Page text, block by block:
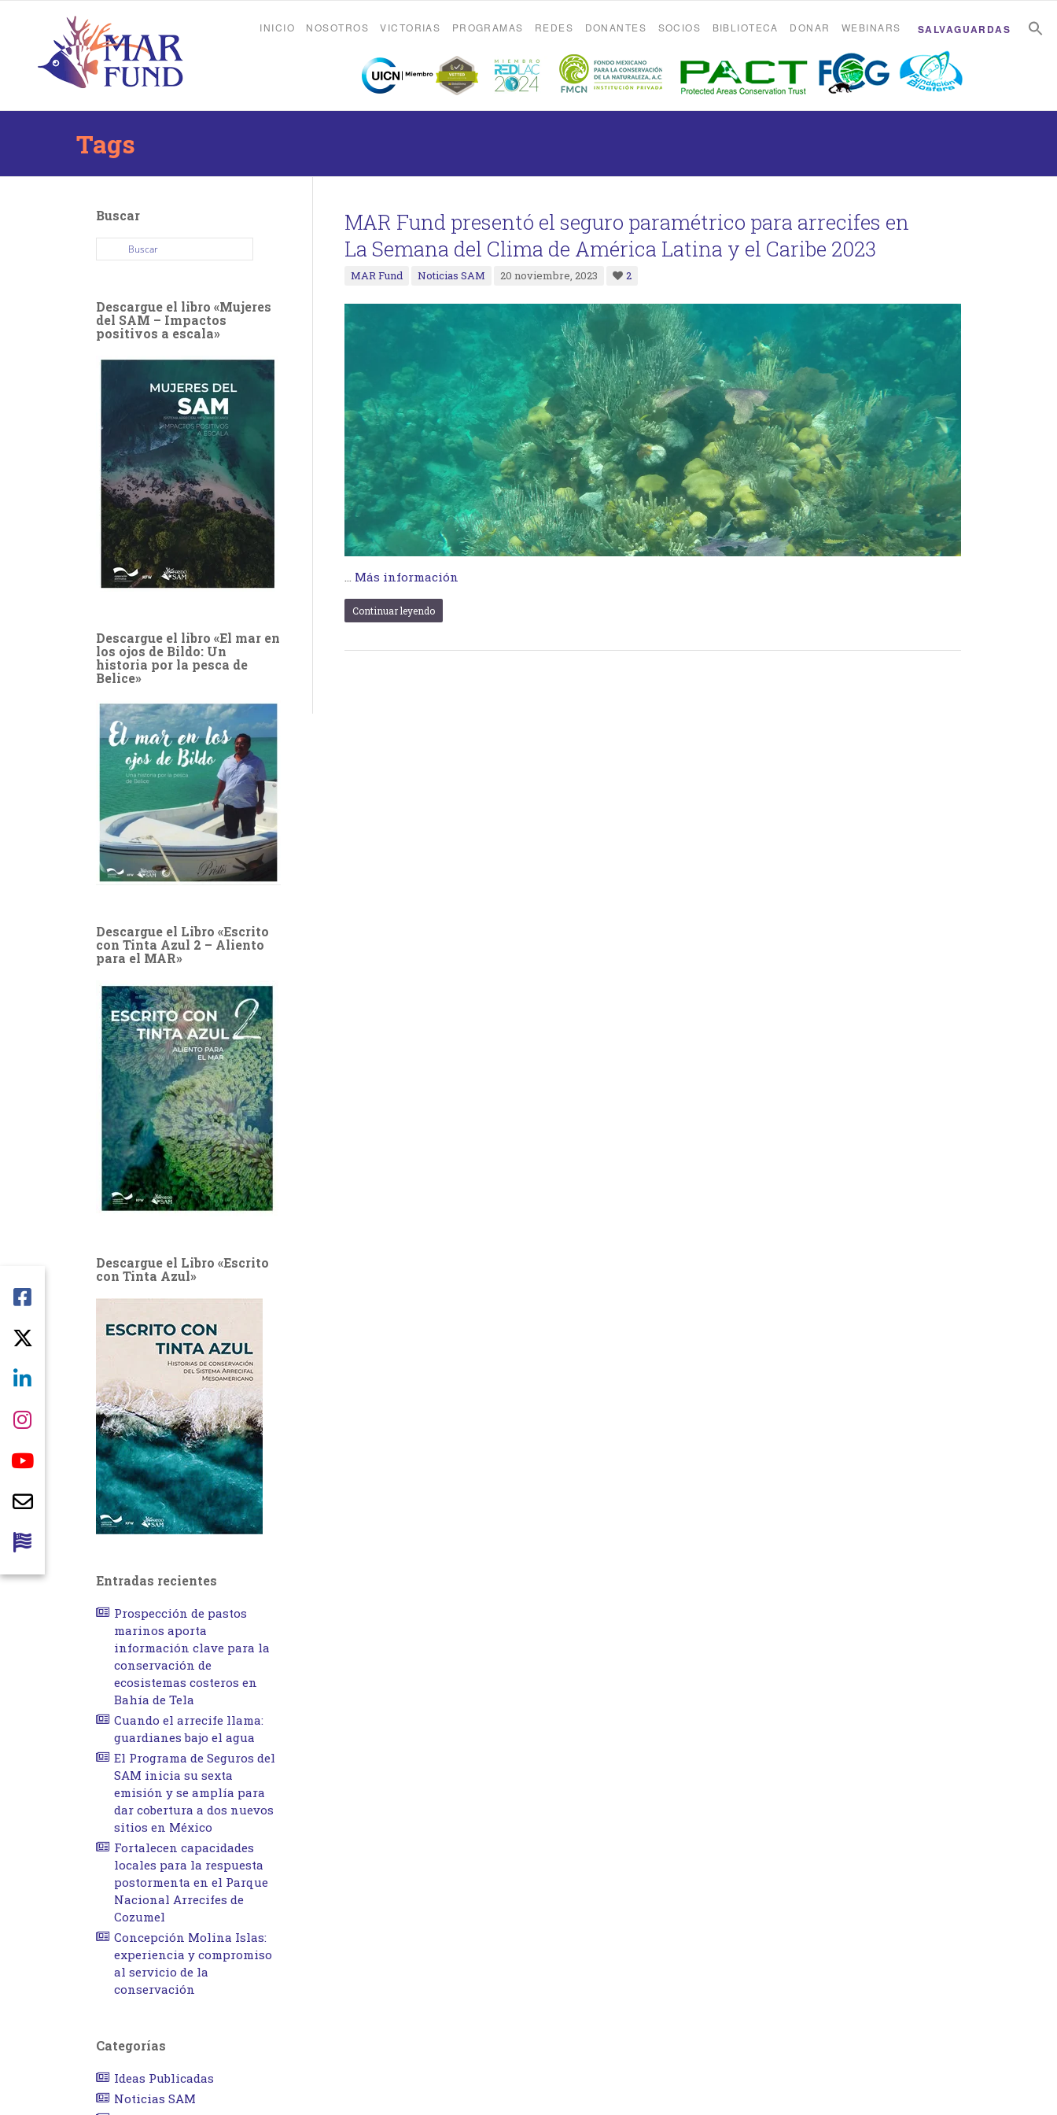
INICIO NOSOTROS VICTORIAS PROGRAMAS REDES DONANTES SOCIOS BIBLIOTECA DONAR WEBINARS SALVAGUARDAS
Tags
MAR Fund presentó el seguro paramétrico para arrecifes en
La Semana del Clima de América Latina y el Caribe 2023
MAR Fund Noticias SAM 20 noviembre, 2023 2
Más información
Continuar leyendo
Buscar
Descargue el libro «Mujeres
del SAM – Impactos
positivos a escala»
Descargue el libro «El mar en
los ojos de Bildo: Un
historia por la pesca de
Belice»
Descargue el Libro «Escrito
con Tinta Azul 2 – Aliento
para el MAR»
Descargue el Libro «Escrito
con Tinta Azul»
Entradas recientes
Prospección de pastos
marinos aporta
información clave para la
conservación de
ecosistemas costeros en
Bahía de Tela
Cuando el arrecife llama:
guardianes bajo el agua
El Programa de Seguros del
SAM inicia su sexta
emisión y se amplía para
dar cobertura a dos nuevos
sitios en México
Fortalecen capacidades
locales para la respuesta
postormenta en el Parque
Nacional Arrecifes de
Cozumel
Concepción Molina Islas:
experiencia y compromiso
al servicio de la
conservación
Categorías
Ideas Publicadas
Noticias SAM